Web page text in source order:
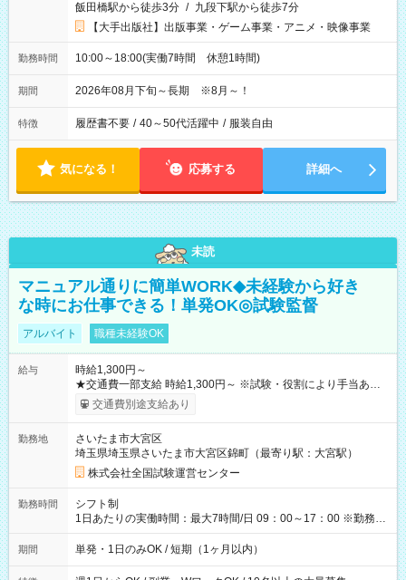
飯田橋駅から徒歩3分 / 九段下駅から徒歩7分
【大手出版社】出版事業・ゲーム事業・アニメ・映像事業
勤務時間 10:00～18:00(実働7時間 休憩1時間)
期間 2026年08月下旬～長期 ※8月～！
特徴 履歴書不要 / 40～50代活躍中 / 服装自由
気になる！ 応募する 詳細へ
未読
マニュアル通りに簡単WORK◆未経験から好き
な時にお仕事できる！単発OK◎試験監督
アルバイト 職種未経験OK
給与
時給1,300円～
★交通費一部支給 時給1,300円～ ※試験・役割により手当あり
※勤務回数により昇給あり 【即給（前払い）オプションあ
り！】 希望される場合、勤務から1週間ほどで給与の一部を受け
例】 ・河合塾模擬試験 8:30～17:30（休憩1時間） 時給1,300円
×8時間＝日収10,400円＋交通費 ※当日の役割により時給＋100
円の場合あり ・国家試験 7:00～13:30（休憩なし） 時給1,300
円（役割手当＋100円）×6時間＝日収8,400円＋交通費 【試用期
間】試用期間なし
交通費別途支給あり
勤務地
さいたま市大宮区
埼玉県埼玉県さいたま市大宮区錦町（最寄り駅：大宮駅）
株式会社全国試験運営センター
勤務時間
シフト制
1日あたりの実働時間：最大7時間/日 09：00～17：00 ※勤務時
間は 試験により異なります。
期間 単発・1日のみOK / 短期（1ヶ月以内）